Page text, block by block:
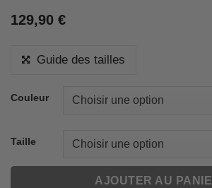
129,90 €
Guide des tailles
Couleur
Taille
AJOUTER AU